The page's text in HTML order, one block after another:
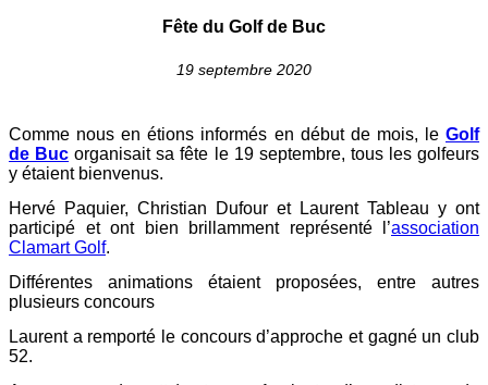
Fête du Golf de Buc
19 septembre 2020
Comme nous en étions informés en début de mois, le Golf
de Buc organisait sa fête le 19 septembre, tous les golfeurs
y étaient bienvenus.
Hervé Paquier, Christian Dufour et Laurent Tableau y ont
participé et ont bien brillamment représenté l’association
Clamart Golf.
Différentes animations étaient proposées, entre autres
plusieurs concours
Laurent a remporté le concours d’approche et gagné un club
52.